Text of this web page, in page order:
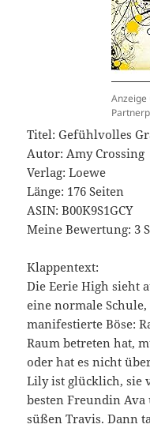
Anzeige
Titel: Gefühlvolles
Autor: Amy Crossing
Verlag: Loewe
Länge: 176 Seiten
ASIN: ‎B00K9S1GCY
Meine Bewertung: 3
Klappentext:
Die Eerie High sieht
eine normale
manifestierte Böse:
Raum betreten hat,
oder hat es nicht
Lily ist glücklich, sie
besten Freundin
süßen Travis. Dann